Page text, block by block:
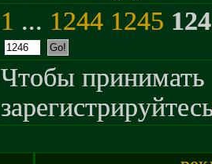
1 ... 1244 1245
Чтобы принимать